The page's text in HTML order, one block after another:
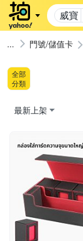
威寶
門號/儲值卡
全部
分類
最新上架